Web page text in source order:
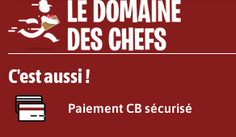
C'est aussi !
Paiement CB sécurisé